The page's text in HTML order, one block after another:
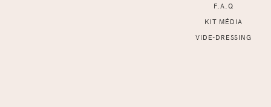
F.A.Q
KIT MÉDIA
VIDE-DRESSING